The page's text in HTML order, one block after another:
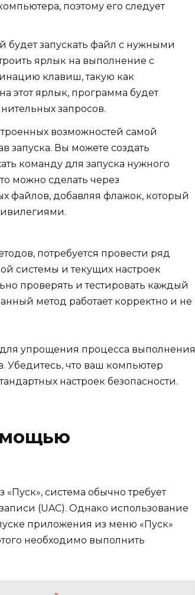
поэтому его следует
будет запускать файл с нужными
ярлык на выполнение с
клавиш, такую как
этот ярлык, программа будет
запросов.
возможностей самой
запуска. Вы можете создать
команду для запуска нужного
можно сделать через
файлов, добавляя флажок, который
потребуется провести ряд
системы и текущих настроек
проверять и тестировать каждый
метод работает корректно и не
упрощения процесса выполнения
Убедитесь, что ваш компьютер
настроек безопасности.
«Пуск», система обычно требует
(UAC). Однако использование
приложения из меню «Пуск»
необходимо выполнить